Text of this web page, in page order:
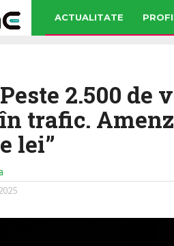
ACTUALITATE
2.500
trafic.
lei”